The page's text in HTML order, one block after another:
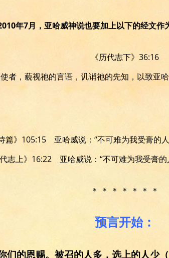
年7月，亚哈威神说也要加上以下的经文作
《历代志下》36:16
者，藐视祂的言语，讥诮祂的先知，以致亚
诗篇》105:15 亚哈威说：“不可难为我受膏的
代志上》16:22 亚哈威说：“不可难为我受膏
＊ ＊ ＊ ＊ ＊ ＊ ＊
预言开始：
们的恩赐。被召的人多，选上的人少